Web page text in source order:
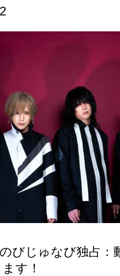
びじゅなび独占：
す！